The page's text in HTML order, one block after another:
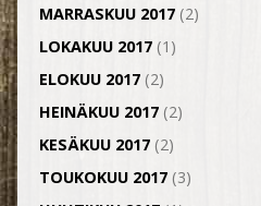
MARRASKUU 2017(2)
LOKAKUU 2017(1)
ELOKUU 2017(2)
HEINÄKUU 2017(2)
KESÄKUU 2017(2)
TOUKOKUU 2017(3)